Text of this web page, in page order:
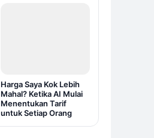
Harga Saya Kok Lebih
Mahal? Ketika AI Mulai
Menentukan Tarif
untuk Setiap Orang